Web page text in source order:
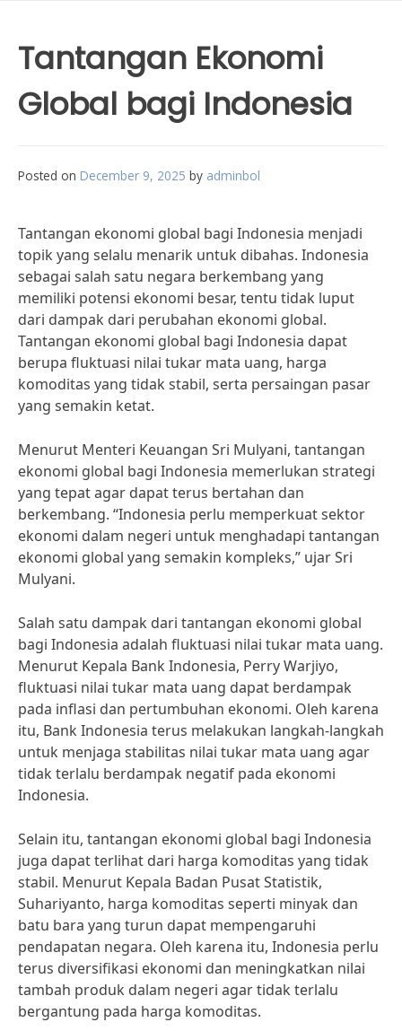
Tantangan Ekonomi
Global bagi Indonesia
Posted on December 9, 2025 by adminbol
Tantangan ekonomi global bagi Indonesia menjadi
topik yang selalu menarik untuk dibahas. Indonesia
sebagai salah satu negara berkembang yang
memiliki potensi ekonomi besar, tentu tidak luput
dari dampak dari perubahan ekonomi global.
Tantangan ekonomi global bagi Indonesia dapat
berupa fluktuasi nilai tukar mata uang, harga
komoditas yang tidak stabil, serta persaingan pasar
yang semakin ketat.
Menurut Menteri Keuangan Sri Mulyani, tantangan
ekonomi global bagi Indonesia memerlukan strategi
yang tepat agar dapat terus bertahan dan
berkembang. “Indonesia perlu memperkuat sektor
ekonomi dalam negeri untuk menghadapi tantangan
ekonomi global yang semakin kompleks,” ujar Sri
Mulyani.
Salah satu dampak dari tantangan ekonomi global
bagi Indonesia adalah fluktuasi nilai tukar mata uang.
Menurut Kepala Bank Indonesia, Perry Warjiyo,
fluktuasi nilai tukar mata uang dapat berdampak
pada inflasi dan pertumbuhan ekonomi. Oleh karena
itu, Bank Indonesia terus melakukan langkah-langkah
untuk menjaga stabilitas nilai tukar mata uang agar
tidak terlalu berdampak negatif pada ekonomi
Indonesia.
Selain itu, tantangan ekonomi global bagi Indonesia
juga dapat terlihat dari harga komoditas yang tidak
stabil. Menurut Kepala Badan Pusat Statistik,
Suhariyanto, harga komoditas seperti minyak dan
batu bara yang turun dapat mempengaruhi
pendapatan negara. Oleh karena itu, Indonesia perlu
terus diversifikasi ekonomi dan meningkatkan nilai
tambah produk dalam negeri agar tidak terlalu
bergantung pada harga komoditas.